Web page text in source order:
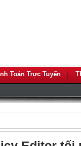
Toán Trực Tuyến